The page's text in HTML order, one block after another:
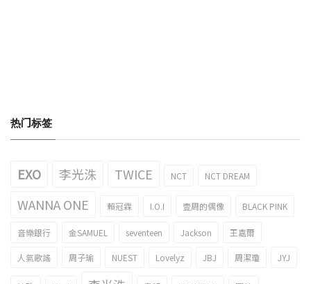
热门标签
EXO 李光洙 TWICE NCT NCT DREAM
WANNA ONE 賴冠霖 I.O.I 壹周的偶像 BLACK PINK
音樂銀行 金SAMUEL seventeen Jackson 王嘉爾
人氣歌謠 周子瑜 NUEST Lovelyz JBJ 周潔瓊 JYJ